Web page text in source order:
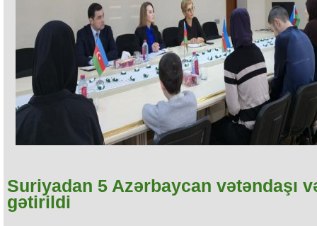
Suriyadan 5 Azərbaycan vətəndaşı
gətirildi